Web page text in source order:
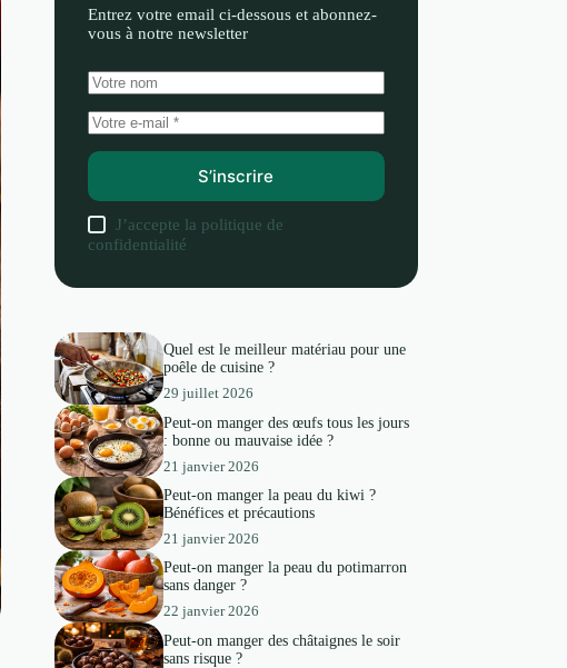
Entrez votre email ci-dessous et abonnez-
vous à notre newsletter
S’inscrire
J’accepte la politique de
confidentialité
Quel est le meilleur matériau pour une
poêle de cuisine ?
29 juillet 2026
Peut-on manger des œufs tous les jours
: bonne ou mauvaise idée ?
21 janvier 2026
Peut-on manger la peau du kiwi ?
Bénéfices et précautions
21 janvier 2026
Peut-on manger la peau du potimarron
sans danger ?
22 janvier 2026
Peut-on manger des châtaignes le soir
sans risque ?